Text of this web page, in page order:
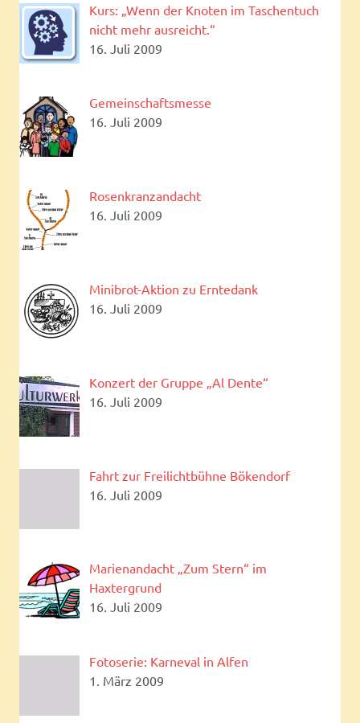
Kurs: „Wenn der Knoten im Taschentuch
nicht mehr ausreicht.“
16. Juli 2009
Gemeinschaftsmesse
16. Juli 2009
Rosenkranzandacht
16. Juli 2009
Minibrot-Aktion zu Erntedank
16. Juli 2009
Konzert der Gruppe „Al Dente“
16. Juli 2009
Fahrt zur Freilichtbühne Bökendorf
16. Juli 2009
Marienandacht „Zum Stern“ im
Haxtergrund
16. Juli 2009
Fotoserie: Karneval in Alfen
1. März 2009